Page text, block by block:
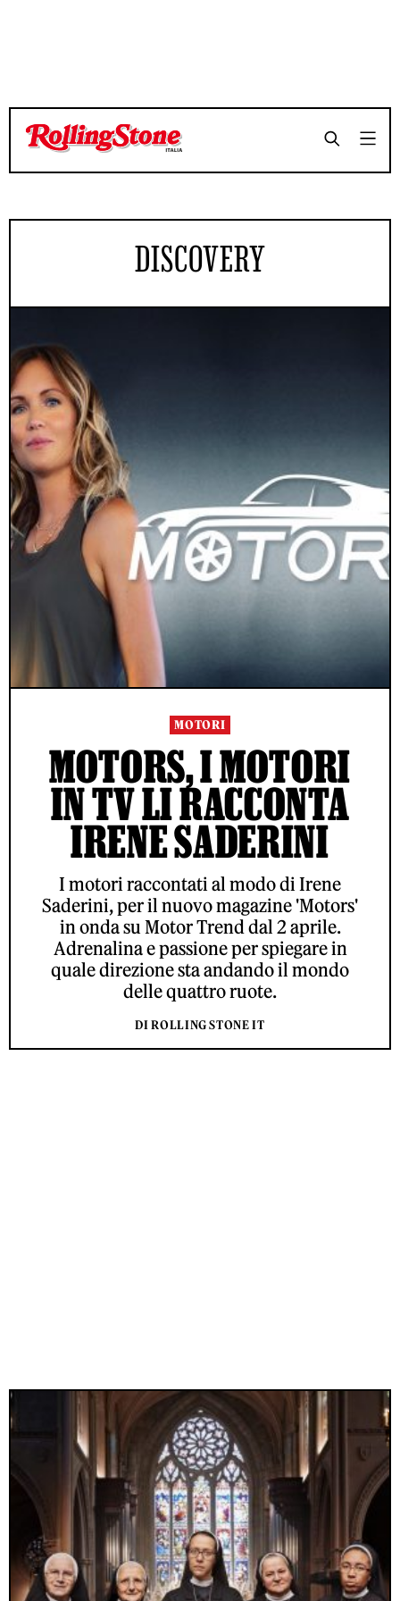
DISCOVERY
MOTORI
MOTORS, I MOTORI
IN TV LI RACCONTA
IRENE SADERINI
I motori raccontati al modo di Irene
Saderini, per il nuovo magazine 'Motors'
in onda su Motor Trend dal 2 aprile.
Adrenalina e passione per spiegare in
quale direzione sta andando il mondo
delle quattro ruote.
DI ROLLING STONE IT